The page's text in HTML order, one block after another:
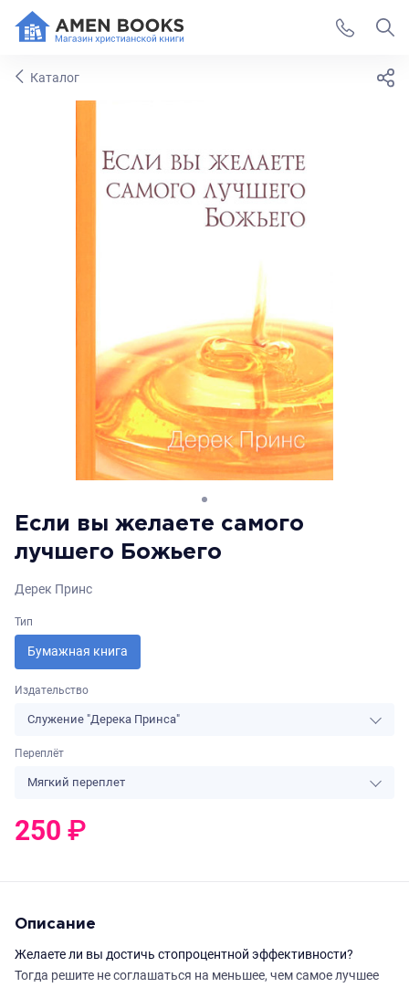
Каталог
Если вы желаете самого
лучшего Божьего
Дерек Принс
Тип
Бумажная книга
Издательство
Служение "Дерека Принса"
Переплёт
Мягкий переплет
250 ₽
Описание
Желаете ли вы достичь стопроцентной эффективности?
Тогда решите не соглашаться на меньшее, чем самое лучшее